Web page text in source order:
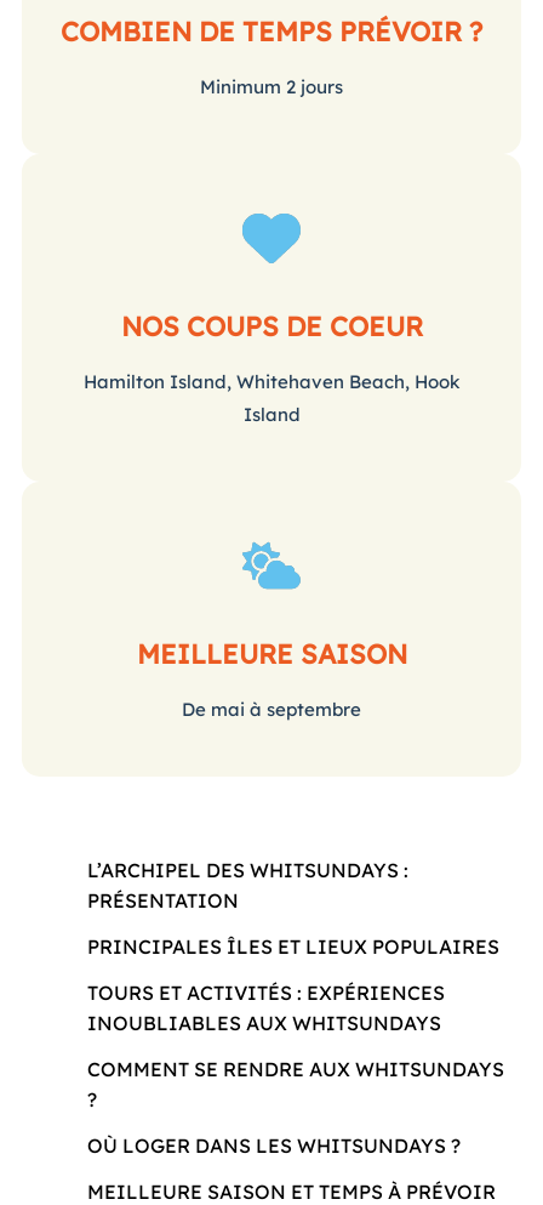
COMBIEN DE TEMPS PRÉVOIR ?
Minimum 2 jours
NOS COUPS DE COEUR
Hamilton Island, Whitehaven Beach, Hook
Island
MEILLEURE SAISON
De mai à septembre
L’ARCHIPEL DES WHITSUNDAYS :
PRÉSENTATION
PRINCIPALES ÎLES ET LIEUX POPULAIRES
TOURS ET ACTIVITÉS : EXPÉRIENCES
INOUBLIABLES AUX WHITSUNDAYS
COMMENT SE RENDRE AUX WHITSUNDAYS
?
OÙ LOGER DANS LES WHITSUNDAYS ?
MEILLEURE SAISON ET TEMPS À PRÉVOIR